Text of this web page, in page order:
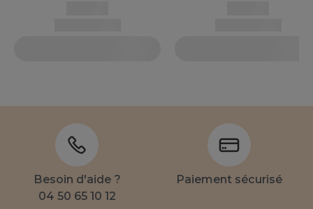
Besoin d'aide ?
04 50 65 10 12
Paiement sécurisé